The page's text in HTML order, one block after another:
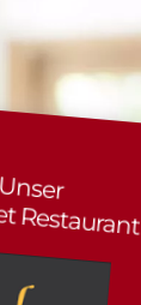
Unser
Restaurant